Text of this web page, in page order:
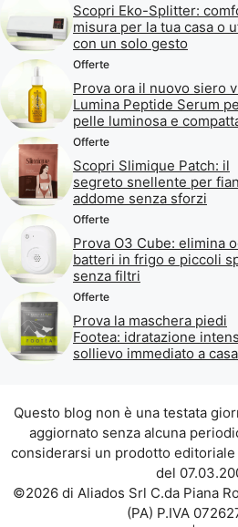
Scopri Eko-Splitter:
misura per la tua casa o
con un solo gesto
Offerte
Prova ora il nuovo siero
Lumina Peptide Serum
pelle luminosa e
Offerte
Scopri Slimique Patch: il
segreto snellente per
addome senza sforzi
Offerte
Prova O3 Cube: elimina
batteri in frigo e piccoli
senza filtri
Offerte
Prova la maschera piedi
Footea: idratazione
sollievo immediato a casa
Questo blog non è una testata
aggiornato senza alcuna
considerarsi un prodotto
del
©2026 di Aliados Srl C.da Piana
(PA) P.IVA